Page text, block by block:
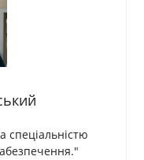
спеціальністю